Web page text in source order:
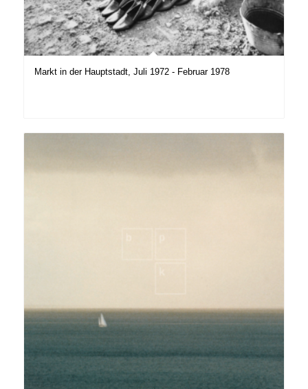
Markt in der Hauptstadt, Juli 1972 - Februar 1978